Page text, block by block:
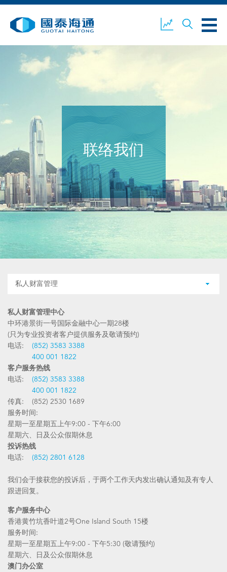
环境、社会及企业管治
开设户口 客户登入
联络我们
私人财富管理
私人财富管理中心
中环港景街一号国际金融中心一期28楼
(只为专业投资者客户提供服务及敬请预约)
电话: (852) 3583 3388
400 001 1822
客户服务热线
电话: (852) 3583 3388
400 001 1822
传真: (852) 2530 1689
服务时间:
星期一至星期五上午9:00 - 下午6:00
星期六、日及公众假期休息
投诉热线
电话: (852) 2801 6128
我们会于接获您的投诉后，于两个工作天内发出确认通知及有专人
跟进回复。
客户服务中心
香港黄竹坑香叶道2号One Island South 15楼
服务时间:
星期一至星期五上午9:00 - 下午5:30 (敬请预约)
星期六、日及公众假期休息
澳门办公室